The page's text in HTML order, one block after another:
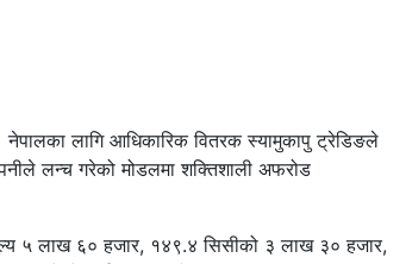
नेपालका लागि आधिकारिक वितरक स्यामुकापु ट्रेडिङले
लन्च गरेको मोडलमा शक्तिशाली अफरोड
५ लाख ६० हजार, १४९.४ सिसीको ३ लाख ३० हजार,